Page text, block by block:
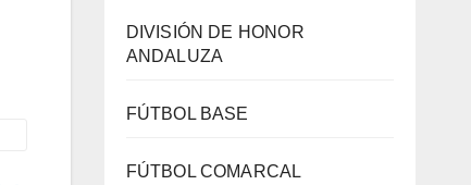
DIVISIÓN DE HONOR
ANDALUZA
FÚTBOL BASE
FÚTBOL COMARCAL